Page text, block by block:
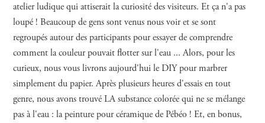
atelier ludique qui attiserait la curiosité des visiteurs. Et ça n'a pas
loupé ! Beaucoup de gens sont venus nous voir et se sont
regroupés autour des participants pour essayer de comprendre
comment la couleur pouvait flotter sur l'eau ... Alors, pour les
curieux, nous vous livrons aujourd'hui le DIY pour marbrer
simplement du papier. Après plusieurs heures d'essais en tout
genre, nous avons trouvé LA substance colorée qui ne se mélange
pas à l'eau : la peinture pour céramique de Pébéo ! Et, en bonus,